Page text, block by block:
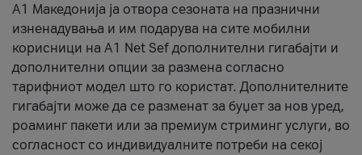
А1 Македонија ја отвора сезоната на празнични
изненадувања и им подарува на сите мобилни
корисници на A1 Net Sef дополнителни гигабајти и
дополнителни опции за размена согласно
тарифниот модел што го користат. Дополнителните
гигабајти може да се разменат за буџет за нов уред,
роаминг пакети или за премиум стриминг услуги, во
согласност со индивидуалните потреби на секој